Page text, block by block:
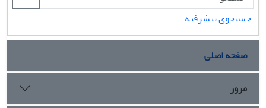
جستجوی پیشرفته
صفحه اصلی
مرور